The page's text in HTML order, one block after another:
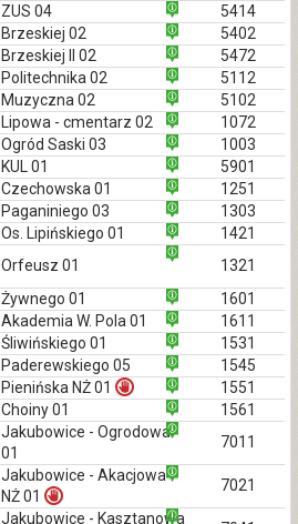
ZUS 04
5414
Brzeskiej 02
5402
Brzeskiej II 02
5472
Politechnika 02
5112
Muzyczna 02
5102
Lipowa - cmentarz 02
1072
Ogród Saski 03
1003
KUL 01
5901
Czechowska 01
1251
Paganiniego 03
1303
Os. Lipińskiego 01
1421
Orfeusz 01
1321
Żywnego 01
1601
Akademia W. Pola 01
1611
Śliwińskiego 01
1531
Paderewskiego 05
1545
Pienińska NŻ 01
1551
Choiny 01
1561
Jakubowice - Ogrodowa
01
7011
Jakubowice - Akacjowa
NŻ 01
7021
Jakubowice - Kasztanowa